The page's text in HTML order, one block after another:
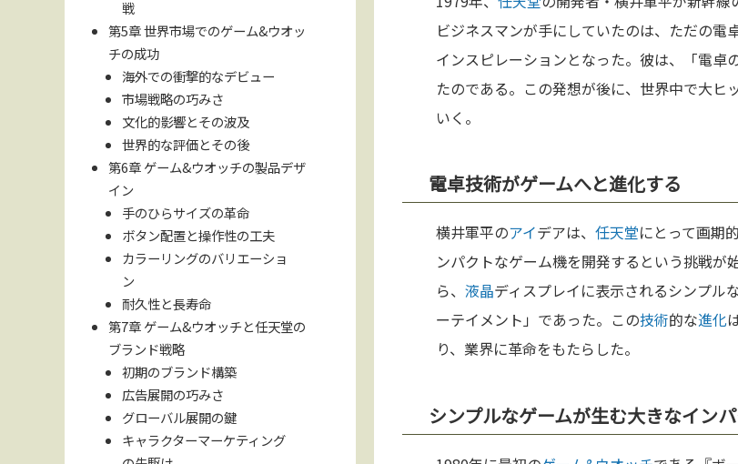
ビジネスマンが手にしていたのは、ただの電
インスピレーションとなった。彼は、「電卓
たのである。この発想が後に、世界中で大ヒ
いく。
電卓技術がゲームへと進化する
横井軍平のアイデアは、 任天堂にとって画期
ンパクトなゲーム機を開発するという挑戦が
ら、 液晶ディスプレイに表示されるシンプル
ーテイメント」であった。この技術的な進化
り、業界に革命をもたらした。
シンプルなゲームが生む大きなイン
戦
第5章 世界市場でのゲーム&ウオッ
チの成功
海外での衝撃的なデビュー
市場戦略の巧みさ
文化的影響とその波及
世界的な評価とその後
第6章 ゲーム&ウオッチの製品デザ
イン
手のひらサイズの革命
ボタン配置と操作性の工夫
カラーリングのバリエーショ
ン
耐久性と長寿命
第7章 ゲーム&ウオッチと任天堂の
ブランド戦略
初期のブランド構築
広告展開の巧みさ
グローバル展開の鍵
キャラクターマーケティング